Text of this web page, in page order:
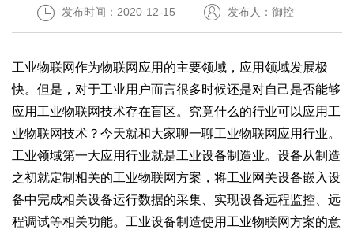
发布时间：2020-12-15 发布人：御控
工业物联网作为物联网应用的主要领域，应用领域发展极
快。但是，对于工业用户而言很多时候还是对自己是否能够
应用工业物联网技术存在盲区。究竟什么的行业可以应用工
业物联网技术？今天就和大家聊一聊工业物联网应用行业。
工业领域第一大应用行业就是工业设备制造业。设备从制造
之初就定制相关的工业物联网方案，将工业网关设备嵌入设
备中完成相关设备运行数据的采集、实现设备远程监控、远
程调试等相关功能。工业设备制造使用工业物联网方案的意